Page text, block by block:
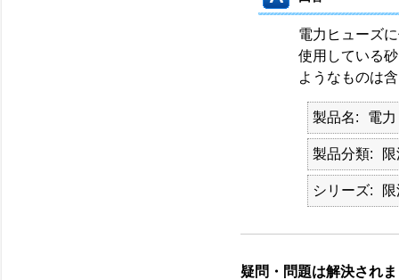
電力ヒューズ
使用している
ようなものは
製品名 電
製品分類
シリーズ
疑問・問題は解決され